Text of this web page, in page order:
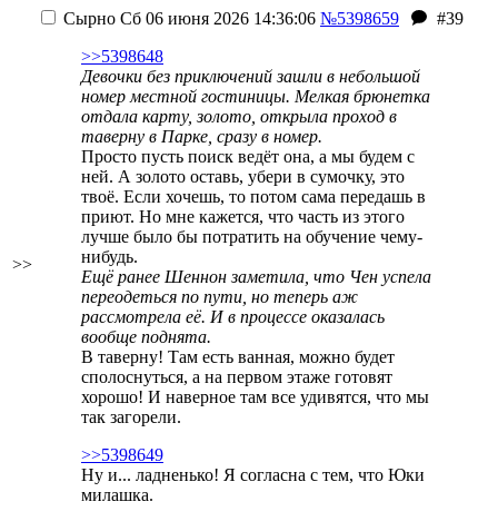
>>
Сырно Сб 06 июня 2026 14:36:06 №5398659
#39
>>5398648
Девочки без приключений зашли в небольшой
номер местной гостиницы. Мелкая брюнетка
отдала карту, золото, открыла проход в
таверну в Парке, сразу в номер.
Просто пусть поиск ведёт она, а мы будем с
ней. А золото оставь, убери в сумочку, это
твоё. Если хочешь, то потом сама передашь в
приют. Но мне кажется, что часть из этого
лучше было бы потратить на обучение чему-
нибудь.
Ещё ранее Шеннон заметила, что Чен успела
переодеться по пути, но теперь аж
рассмотрела её. И в процессе оказалась
вообще поднята.
В таверну! Там есть ванная, можно будет
сполоснуться, а на первом этаже готовят
хорошо! И наверное там все удивятся, что мы
так загорели.
>>5398649
Ну и... ладненько! Я согласна с тем, что Юки
милашка.